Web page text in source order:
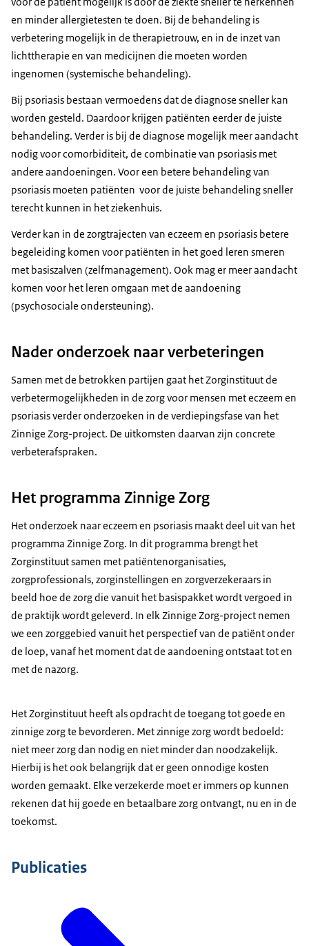
en minder allergietesten te doen. Bij de behandeling is
verbetering mogelijk in de therapietrouw, en in de inzet van
lichttherapie en van medicijnen die moeten worden
ingenomen (systemische behandeling).
Bij psoriasis bestaan vermoedens dat de diagnose sneller kan
worden gesteld. Daardoor krijgen patiënten eerder de juiste
behandeling. Verder is bij de diagnose mogelijk meer aandacht
nodig voor comorbiditeit, de combinatie van psoriasis met
andere aandoeningen. Voor een betere behandeling van
psoriasis moeten patiënten voor de juiste behandeling sneller
terecht kunnen in het ziekenhuis.
Verder kan in de zorgtrajecten van eczeem en psoriasis betere
begeleiding komen voor patiënten in het goed leren smeren
met basiszalven (zelfmanagement). Ook mag er meer aandacht
komen voor het leren omgaan met de aandoening
(psychosociale ondersteuning).
Nader onderzoek naar verbeteringen
Samen met de betrokken partijen gaat het Zorginstituut de
verbetermogelijkheden in de zorg voor mensen met eczeem en
psoriasis verder onderzoeken in de verdiepingsfase van het
Zinnige Zorg-project. De uitkomsten daarvan zijn concrete
verbeterafspraken.
Het programma Zinnige Zorg
Het onderzoek naar eczeem en psoriasis maakt deel uit van het
programma Zinnige Zorg. In dit programma brengt het
Zorginstituut samen met patiëntenorganisaties,
zorgprofessionals, zorginstellingen en zorgverzekeraars in
beeld hoe de zorg die vanuit het basispakket wordt vergoed in
de praktijk wordt geleverd. In elk Zinnige Zorg-project nemen
we een zorggebied vanuit het perspectief van de patiënt onder
de loep, vanaf het moment dat de aandoening ontstaat tot en
met de nazorg.
Het Zorginstituut heeft als opdracht de toegang tot goede en
zinnige zorg te bevorderen. Met zinnige zorg wordt bedoeld:
niet meer zorg dan nodig en niet minder dan noodzakelijk.
Hierbij is het ook belangrijk dat er geen onnodige kosten
worden gemaakt. Elke verzekerde moet er immers op kunnen
rekenen dat hij goede en betaalbare zorg ontvangt, nu en in de
toekomst.
Publicaties